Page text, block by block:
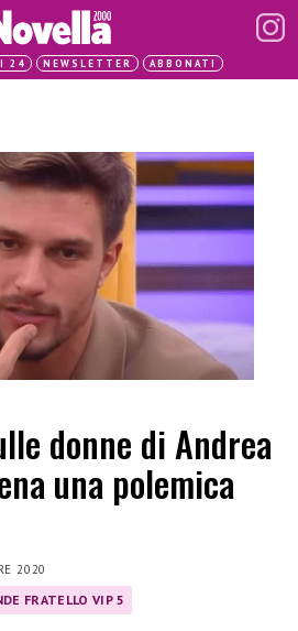
24 NEWSLETTER ABBONATI
donne di Andrea
una polemica
2020
FRATELLO VIP 5